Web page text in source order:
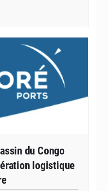
du Congo
logistique